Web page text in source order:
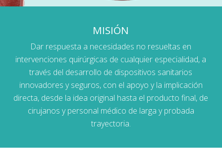
MISIÓN
Dar respuesta a necesidades no resueltas en
intervenciones quirúrgicas de cualquier especialidad, a
través del desarrollo de dispositivos sanitarios
innovadores y seguros, con el apoyo y la implicación
directa, desde la idea original hasta el producto final, de
cirujanos y personal médico de larga y probada
trayectoria.